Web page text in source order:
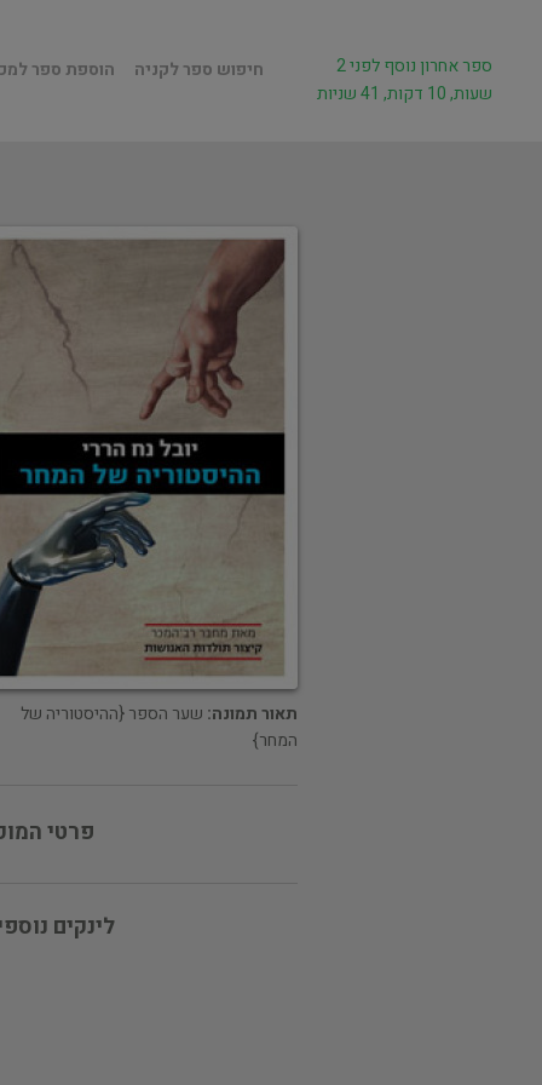
חיפוש ספר לקניה הוספת ספר
ספר אחרון נוסף לפני 2
שעות, 10 דקות, 41 שניות
תאור תמונה: שער הספר {ההיסטוריה של
המחר}
פרטי
לינקים